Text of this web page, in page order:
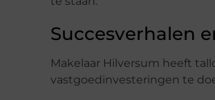
Succesverhalen
Makelaar Hilversum heeft
vastgoedinvesteringen te